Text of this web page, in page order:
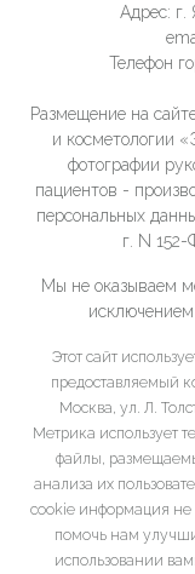
Адрес: г.
Телефон
Размещение на
и косметологии
фотографии
пациентов -
персональных
г. N
Мы не оказываем
Этот сайт
предоставляемый
Москва, ул. Л.
Метрика использует
файлы,
анализа их
cookie информация не
помочь нам
использовании